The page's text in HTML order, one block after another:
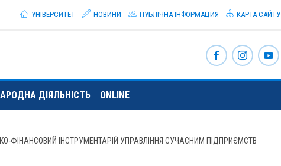
УНІВЕРСИТЕТ
НОВИНИ ПУБЛІЧНА ІНФОРМАЦИЯ КАРТА САЙТУ
ДІЯЛЬНІСТЬ ONLINE
ФІНАНСОВИЙ ІНСТРУМЕНТАРІЙ УПРАВЛІННЯ СУЧАСНИМ ПІДПРИЄМСТВ